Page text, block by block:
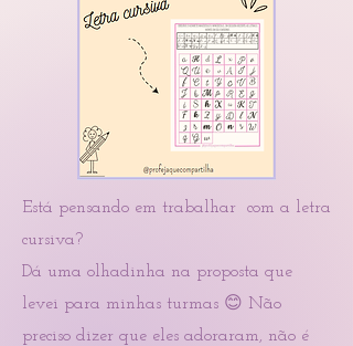
Está pensando em trabalhar com a letra
cursiva?
Dá uma olhadinha na proposta que
levei para minhas turmas 😊 Não
preciso dizer que eles adoraram, não é